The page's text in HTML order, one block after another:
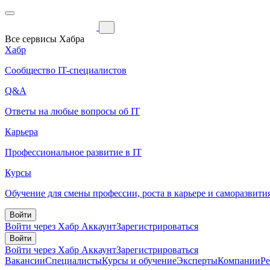
Все сервисы Хабра
Хабр
Сообщество IT-специалистов
Q&A
Ответы на любые вопросы об IT
Карьера
Профессиональное развитие в IT
Курсы
Обучение для смены профессии, роста в карьере и
Войти
Войти через Хабр АккаунтЗарегистрироваться
Войти
Войти через Хабр АккаунтЗарегистрироваться
ВакансииСпециалистыКурсы и обучениеЭкспертыКомпании